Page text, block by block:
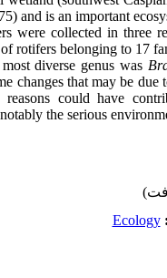
and is an important
were collected in three
rotifers belonging to 17
diverse genus was
changes that may be
could have
the serious
Ecology